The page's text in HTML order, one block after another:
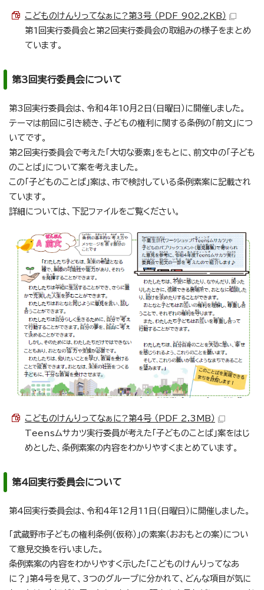
こどものけんりってなぁに?第3号 （PDF 902.2KB）
第1回実行委員会と第2回実行委員会の取組みの様子をまとめ
ています。
第3回実行委員会について
第3回実行委員会は、令和4年10月2日（日曜日）に開催しました。
テーマは前回に引き続き、子どもの権利に関する条例の「前文」につ
いてです。
第2回実行委員会で考えた「大切な要素」をもとに、前文中の「子ども
のことば」について案を考えました。
この「子どものことば」案は、市で検討している条例素案に記載され
ています。
詳細については、下記ファイルをご覧ください。
こどものけんりってなぁに?第4号 （PDF 2.3MB）
Teensムサカツ実行委員が考えた「子どものことば」案をはじ
めとした、条例素案の内容をわかりやすくまとめています。
第4回実行委員会について
第4回実行委員会は、令和4年12月11日（日曜日）に開催しました。
「武蔵野市子どもの権利条例（仮称）」の素案（おおもとの案）につい
て意見交換を行いました。
条例素案の内容をわかりやすく示した「こどものけんりってなあ
に？」第4号を見て、3つのグループに分かれて、どんな項目が気に